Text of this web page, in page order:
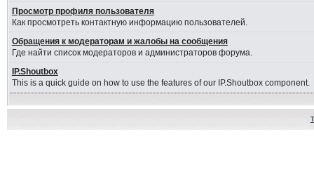
Просмотр профиля пользователя
Как просмотреть контактную информацию пользователей.
Обращения к модераторам и жалобы на сообщения
Где найти список модераторов и администраторов форума.
IP.Shoutbox
This is a quick guide on how to use the features of our IP.Shoutbox component.